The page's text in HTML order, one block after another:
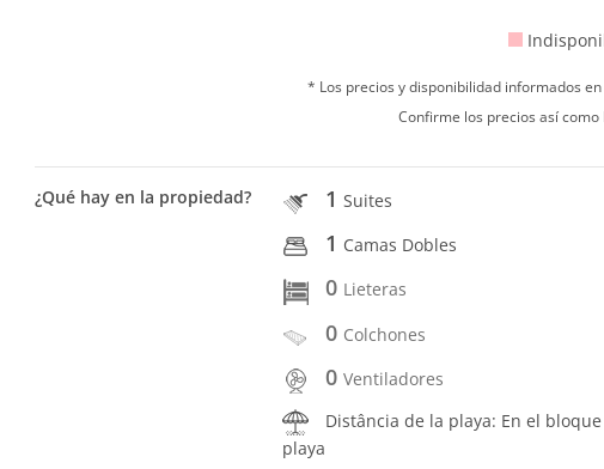
* Los precios y disponibilidad informados
Confirme los precios así
¿Qué hay en la propiedad? 1Suites
1 Camas Dobles
0 Lieteras
0 Colchones
0Ventiladores
Distância de la playa: En el
playa